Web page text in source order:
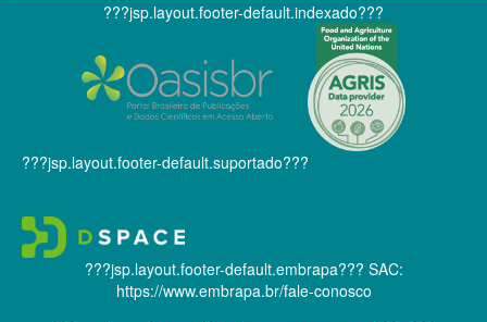
???jsp.layout.footer-default.indexado???
???jsp.layout.footer-default.suportado???
???jsp.layout.footer-default.embrapa??? SAC:
https://www.embrapa.br/fale-conosco